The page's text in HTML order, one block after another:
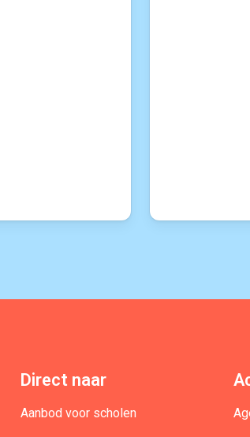
Direct naar
Aanbod voor scholen